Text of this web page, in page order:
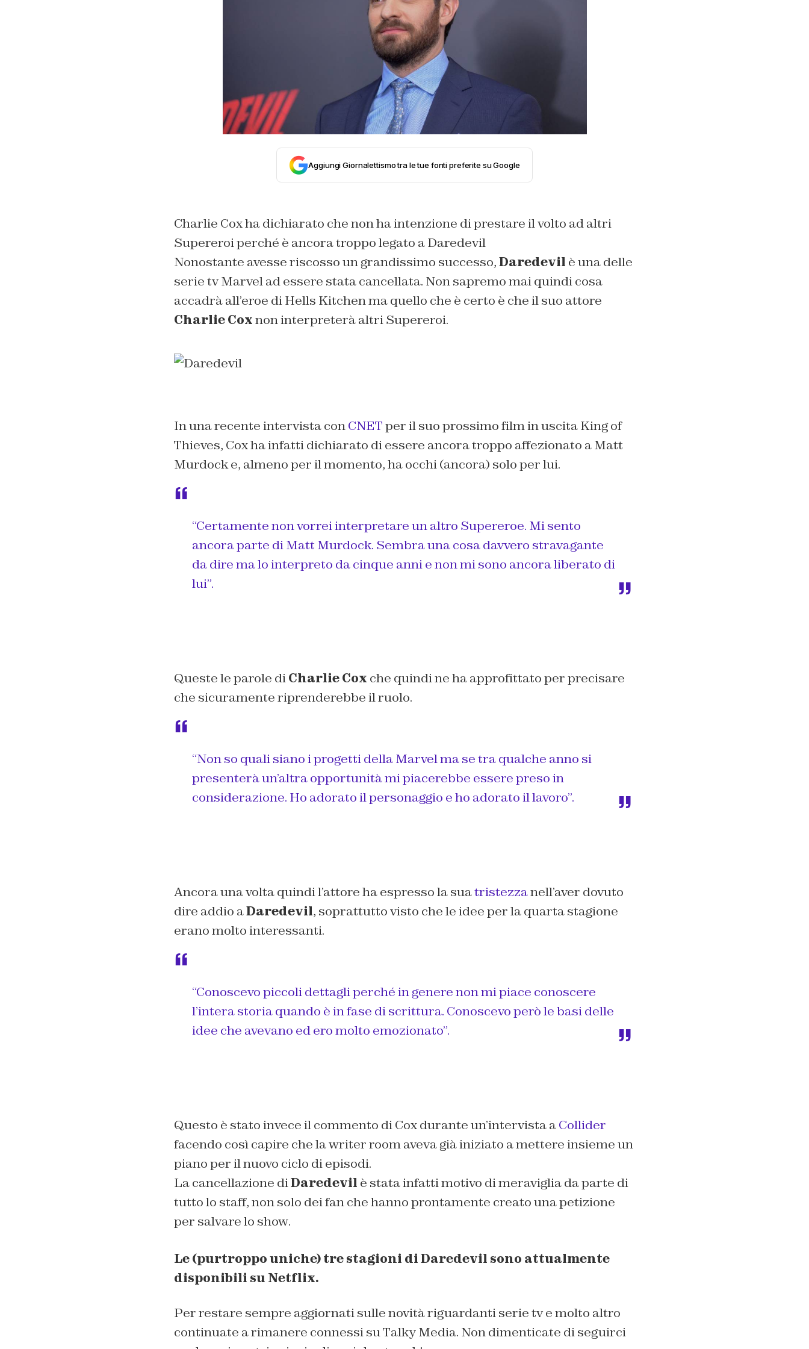
Aggiungi Giornalettismo tra le tue fonti preferite su Google
Charlie Cox ha dichiarato che non ha intenzione di prestare il volto ad altri
Supereroi perché è ancora troppo legato a Daredevil
Nonostante avesse riscosso un grandissimo successo,Daredevil è una delle
serie tv Marvel ad essere stata cancellata. Non sapremo mai quindi cosa
accadrà all’eroe di Hells Kitchen ma quello che è certo è che il suo attore
Charlie Coxnon interpreterà altri Supereroi.
In una recente intervista conCNETper il suo prossimo film in uscitaKing of
Thieves, Cox ha infatti dichiarato di essere ancora troppo affezionato a Matt
Murdock e, almeno per il momento, ha occhi (ancora) solo per lui.
“Certamente non vorrei interpretare un altro Supereroe. Mi sento
ancora parte di Matt Murdock. Sembra una cosa davvero stravagante
da dire ma lo interpreto da cinque anni e non mi sono ancora liberato di
lui”.
Queste le parole diCharlie Cox che quindi ne ha approfittato per precisare
che sicuramente riprenderebbe il ruolo.
“Non so quali siano i progetti della Marvel ma se tra qualche anno si
presenterà un’altra opportunità mi piacerebbe essere preso in
considerazione. Ho adorato il personaggio e ho adorato il lavoro”.
Ancora una volta quindi l’attore ha espresso la suatristezzanell’aver dovuto
dire addio aDaredevil, soprattutto visto che le idee per la quarta stagione
erano molto interessanti.
“Conoscevo piccoli dettagli perché in genere non mi piace conoscere
l’intera storia quando è in fase di scrittura. Conoscevo però le basi delle
idee che avevano ed ero molto emozionato”.
Questo è stato invece il commento di Cox durante un’intervista aCollider
facendo così capire che la writer room aveva già iniziato a mettere insieme un
piano per il nuovo ciclo di episodi.
La cancellazione diDaredevil è stata infatti motivo di meraviglia da parte di
tutto lo staff, non solo dei fanche hanno prontamente creato una petizione
per salvare lo show.
Le (purtroppo uniche) tre stagioni di Daredevil sono attualmente
disponibili su Netflix.
Per restare sempre aggiornati sulle novità riguardanti serie tv e molto altro
continuate a rimanere connessi su Talky Media. Non dimenticate di seguirci